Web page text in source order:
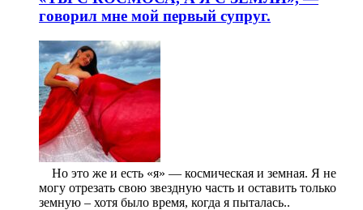
говорил мне мой первый супруг.
⠀ Но это же и есть «я» — космическая и земная. Я не
могу отрезать свою звездную часть и оставить только
земную – хотя было время, когда я пыталась..